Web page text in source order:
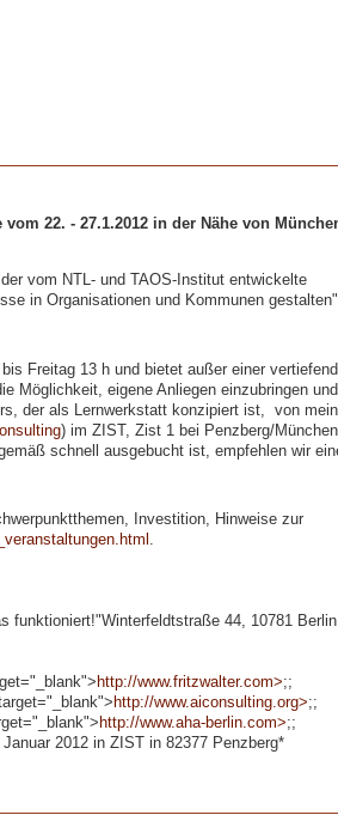
22. - 27.1.2012 in der Nähe von
vom NTL- und TAOS-Institut entwickelte
in Organisationen und Kommunen gestalten"
Freitag 13 h und bietet außer einer
Möglichkeit, eigene Anliegen einzubringen und
der als Lernwerkstatt konzipiert ist, von
) im ZIST, Zist 1 bei Penzberg/
schnell ausgebucht ist, empfehlen wir
Investition, Hinweise zur
.
funktioniert!"Winterfeldtstraße 44, 10781 Berlin
http://www.fritzwalter.com>;;
http://www.aiconsulting.org>;;
http://www.aha-berlin.com>;;
2012 in ZIST in 82377 Penzberg*